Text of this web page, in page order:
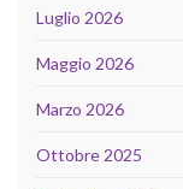
Luglio 2026
Maggio 2026
Marzo 2026
Ottobre 2025